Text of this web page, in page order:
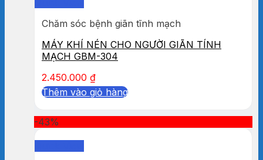
Chăm sóc bệnh giãn tĩnh mạch
MÁY KHÍ NÉN CHO NGƯỜI GIÃN TÍNH
MẠCH GBM-304
2.450.000 ₫
Thêm vào giỏ hàng
-43%